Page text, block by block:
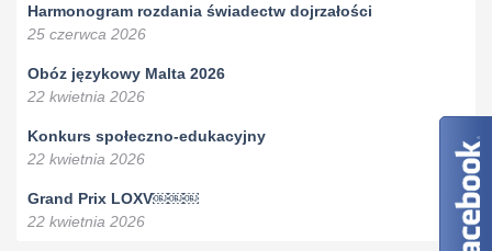
Harmonogram rozdania świadectw dojrzałości
25 czerwca 2026
Obóz językowy Malta 2026
22 kwietnia 2026
Konkurs społeczno-edukacyjny
22 kwietnia 2026
Grand Prix LOXV￼￼￼
22 kwietnia 2026